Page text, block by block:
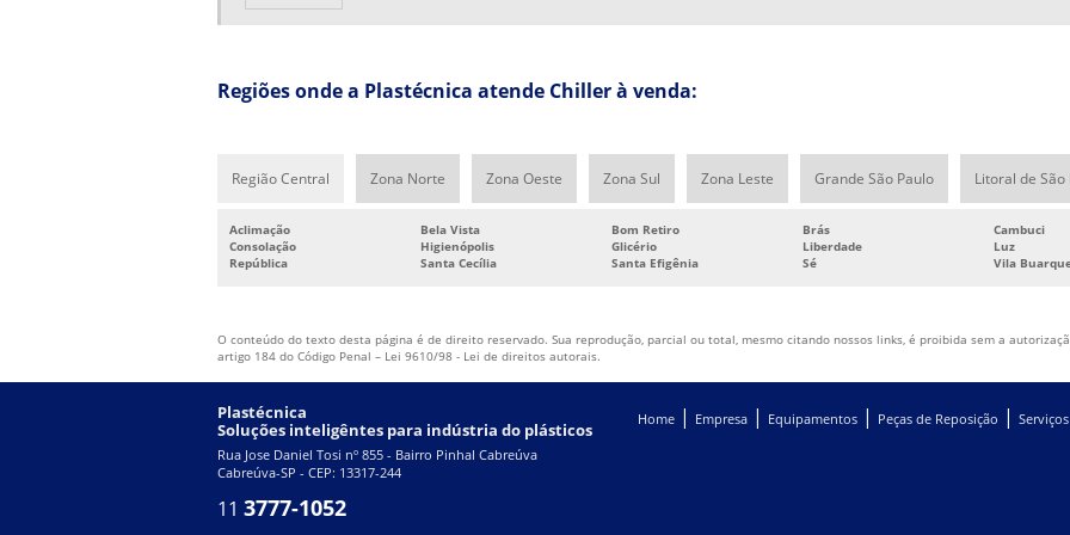
Regiões onde a Plastécnica atende Chiller à venda:
Região Central Zona Norte Zona Oeste Zona Sul Zona Leste Grande São Paulo Litoral de São
Aclimação Bela Vista Bom Retiro Brás Cambuci
Consolação
Higienópolis Glicério Liberdade Luz
República
Santa Cecília Santa Efigênia Sé Vila
O conteúdo do texto desta página é de direito reservado. Sua reprodução, parcial ou total, mesmo citando nossos links, é proibida sem a
artigo 184 do Código Penal – Lei 9610/98 - Lei de direitos autorais.
Plastécnica
Soluções inteligêntes para indústria do plásticos
Rua Jose Daniel Tosi nº 855 - Bairro Pinhal Cabreúva
Cabreúva-SP - CEP: 13317-244
11 3777-1052
Home | Empresa | Equipamentos | Peças de Reposição | Serviços